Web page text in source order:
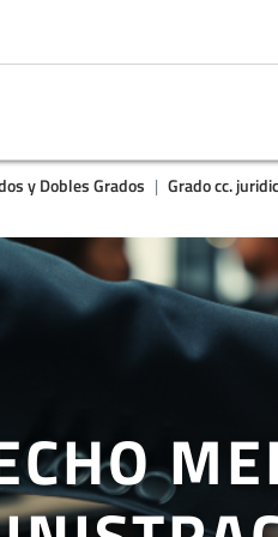
y Dobles Grados Grado cc.